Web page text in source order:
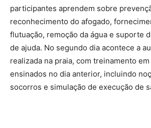
participantes aprendem sobre
reconhecimento do afogado,
flutuação, remoção da água e suporte
de ajuda. No segundo dia acontece a
realizada na praia, com treinamento
ensinados no dia anterior, incluindo
socorros e simulação de execução de